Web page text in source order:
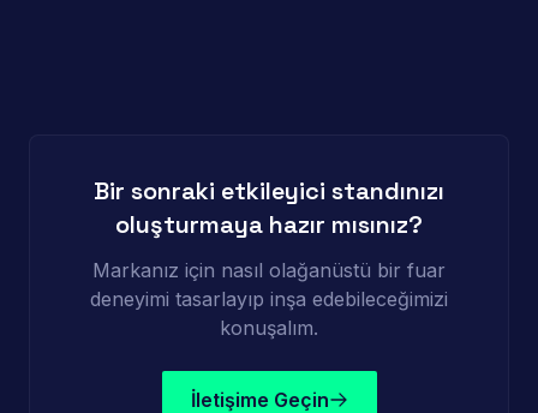
Bir sonraki etkileyici standınızı
oluşturmaya hazır mısınız?
Markanız için nasıl olağanüstü bir fuar
deneyimi tasarlayıp inşa edebileceğimizi
konuşalım.
İletişime Geçin